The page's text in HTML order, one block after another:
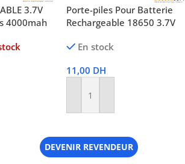
3.7V
4000mah
Porte-piles Pour Batterie
Rechargeable 18650 3.7V
En stock
11,00 DH
Ajouter Au Panier
DEVENIR REVENDEUR